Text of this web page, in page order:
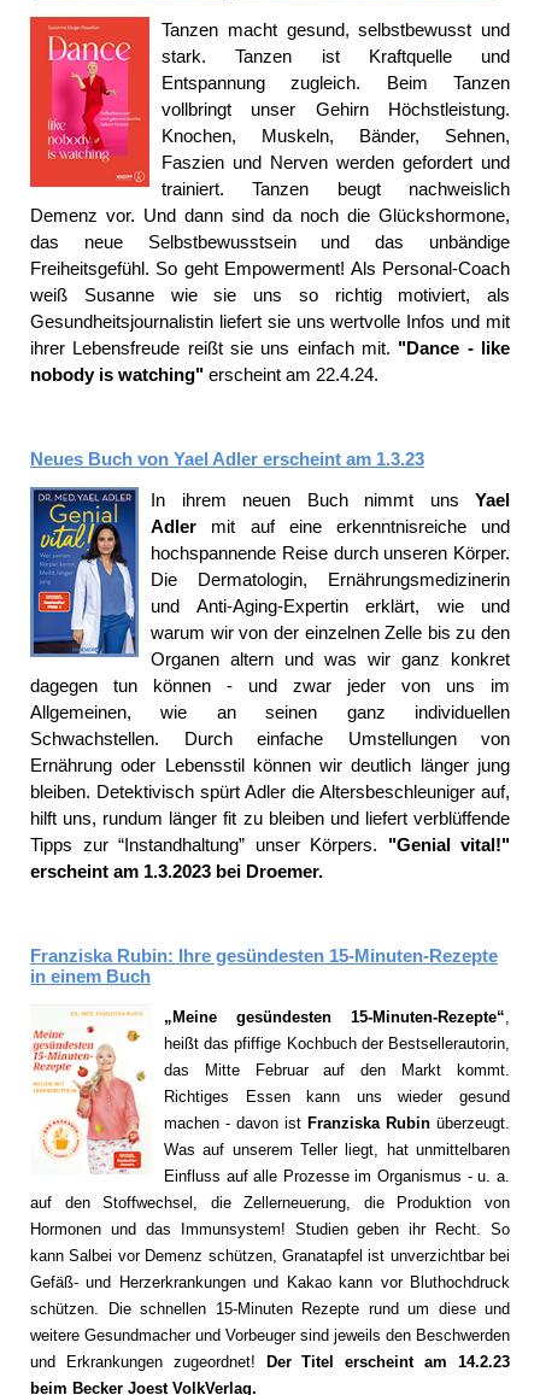
Tanzen macht gesund, selbstbewusst und
stark. Tanzen ist Kraftquelle und
Entspannung zugleich. Beim Tanzen
vollbringt unser Gehirn Höchstleistung.
Knochen, Muskeln, Bänder, Sehnen,
Faszien und Nerven werden gefordert und
trainiert. Tanzen beugt nachweislich
Demenz vor. Und dann sind da noch die Glückshormone,
das neue Selbstbewusstsein und das unbändige
Freiheitsgefühl. So geht Empowerment! Als Personal-Coach
weiß Susanne wie sie uns so richtig motiviert, als
Gesundheitsjournalistin liefert sie uns wertvolle Infos und mit
ihrer Lebensfreude reißt sie uns einfach mit. "Dance - like
nobody is watching" erscheint am 22.4.24.
Neues Buch von Yael Adler erscheint am 1.3.23
In ihrem neuen Buch nimmt uns Yael
Adler mit auf eine erkenntnisreiche und
hochspannende Reise durch unseren Körper.
Die Dermatologin, Ernährungsmedizinerin
und Anti-Aging-Expertin erklärt, wie und
warum wir von der einzelnen Zelle bis zu den
Organen altern und was wir ganz konkret
dagegen tun können - und zwar jeder von uns im
Allgemeinen, wie an seinen ganz individuellen
Schwachstellen. Durch einfache Umstellungen von
Ernährung oder Lebensstil können wir deutlich länger jung
bleiben. Detektivisch spürt Adler die Altersbeschleuniger auf,
hilft uns, rundum länger fit zu bleiben und liefert verblüffende
Tipps zur “Instandhaltung” unser Körpers. "Genial vital!"
erscheint am 1.3.2023 bei Droemer.
Franziska Rubin: Ihre gesündesten 15-Minuten-Rezepte
in einem Buch
„Meine gesündesten 15-Minuten-Rezepte“,
heißt das pfiffige Kochbuch der Bestsellerautorin,
das Mitte Februar auf den Markt kommt.
Richtiges Essen kann uns wieder gesund
machen - davon ist Franziska Rubin überzeugt.
Was auf unserem Teller liegt, hat unmittelbaren
Einfluss auf alle Prozesse im Organismus - u. a.
auf den Stoffwechsel, die Zellerneuerung, die Produktion von
Hormonen und das Immunsystem! Studien geben ihr Recht. So
kann Salbei vor Demenz schützen, Granatapfel ist unverzichtbar bei
Gefäß- und Herzerkrankungen und Kakao kann vor Bluthochdruck
schützen. Die schnellen 15-Minuten Rezepte rund um diese und
weitere Gesundmacher und Vorbeuger sind jeweils den Beschwerden
und Erkrankungen zugeordnet!
Der Titel erscheint am 14.2.23
beim Becker Joest VolkVerlag.